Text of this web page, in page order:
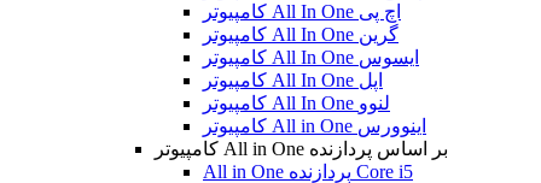
کامپیوتر All In One اچ پی
کامپیوتر All In One گرین
کامپیوتر All In One ایسوس
کامپیوتر All In One اپل
کامپیوتر All In One لنوو
کامپیوتر All in One اینوورس
کامپیوتر All in One بر اساس پردازنده
All in One پردازنده Core i5